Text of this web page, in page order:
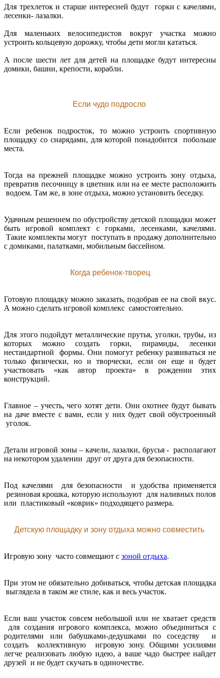
Для трехлеток и старше интересней будут горки с качелями,
лесенки- лазалки.
Для маленьких велосипедистов вокруг участка можно
устроить кольцевую дорожку, чтобы дети могли кататься.
А после шести лет для детей на площадке будут интересны
домики, башни, крепости, корабли.
Если чудо подросло
Если ребенок подросток, то можно устроить спортивную
площадку со снарядами, для которой понадобится побольше
места.
Тогда на прежней площадке можно устроить зону отдыха,
превратив песочницу в цветник или на ее месте расположить
водоем. Там же, в зоне отдыха, можно установить беседку.
Удачным решением по обустройству детской площадки может
быть игровой комплект с горками, лесенками, качелями.
Такие комплекты могут поступать в продажу дополнительно
с домиками, палатками, мобильным бассейном.
Когда ребенок-творец
Готовую площадку можно заказать, подобрав ее на свой вкус.
А можно сделать игровой комплекс самостоятельно.
Для этого подойдут металлические прутья, уголки, трубы, из
которых можно создать горки, пирамиды, лесенки
нестандартной формы. Они помогут ребенку развиваться не
только физически, но и творчески, если он еще и будет
участвовать «как автор проекта» в рождении этих
конструкций.
Главное – учесть, чего хотят дети. Они охотнее будут бывать
на даче вместе с вами, если у них будет свой обустроенный
уголок.
Детали игровой зоны – качели, лазалки, брусья - располагают
на некотором удалении друг от друга для безопасности.
Под качелями для безопасности и удобства применяется
резиновая крошка, которую используют для наливных полов
или пластиковый «коврик» подходящего размера.
Детскую площадку и зону отдыха можно совместить
Игровую зону часто совмещают с зоной отдыха.
При этом не обязательно добиваться, чтобы детская площадка
выглядела в таком же стиле, как и весь участок.
Если ваш участок совсем небольшой или не хватает средств
для создания игрового комплекса, можно объединиться с
родителями или бабушками-дедушками по соседству и
создать коллективную игровую зону. Общими усилиями
легче реализовать любую идею, а ваше чадо быстрее найдет
друзей и не будет скучать в одиночестве.